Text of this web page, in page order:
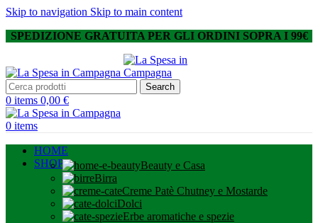
Skip to navigation Skip to main content
SPEDIZIONE GRATUITA PER GLI ORDINI SOPRA I 99€
Search
0 items 0,00 €
0 items
HOME
SHOP
Beauty e Casa
Birra
Creme Patè Chutney e Mostarde
Dolci
Erbe aromatiche e spezie